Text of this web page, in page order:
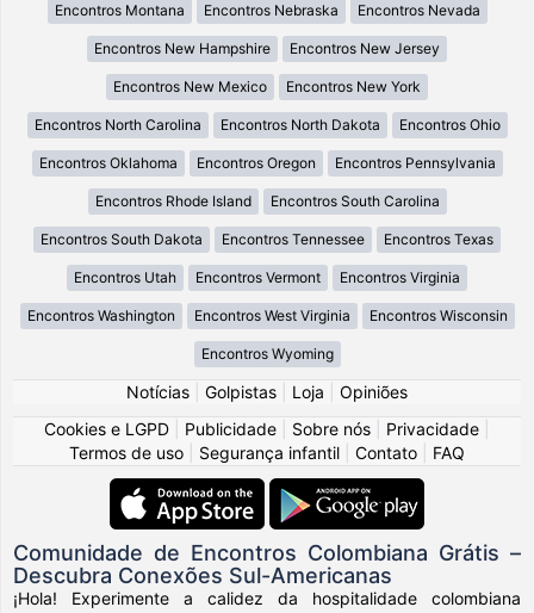
Encontros Montana Encontros Nebraska Encontros Nevada
Encontros New Hampshire Encontros New Jersey
Encontros New Mexico Encontros New York
Encontros North Carolina Encontros North Dakota Encontros Ohio
Encontros Oklahoma Encontros Oregon Encontros Pennsylvania
Encontros Rhode Island Encontros South Carolina
Encontros South Dakota Encontros Tennessee Encontros Texas
Encontros Utah Encontros Vermont Encontros Virginia
Encontros Washington Encontros West Virginia Encontros Wisconsin
Encontros Wyoming
Notícias Golpistas Loja
Opiniões
Cookies e LGPD
Publicidade Sobre nós Privacidade
Termos de uso
Segurança infantil Contato FAQ
Comunidade de Encontros Colombiana Grátis –
Descubra Conexões Sul-Americanas
¡Hola! Experimente a calidez da hospitalidade colombiana